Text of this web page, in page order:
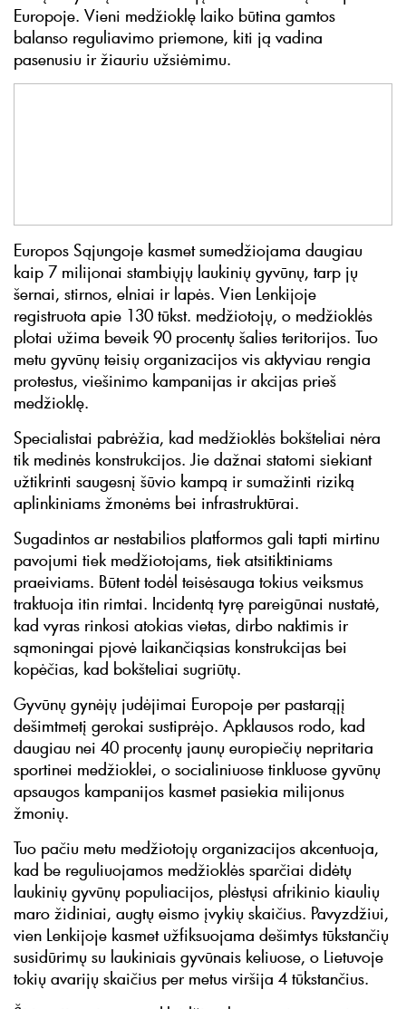
Europoje. Vieni medžioklę laiko būtina gamtos
balanso reguliavimo priemone, kiti ją vadina
pasenusiu ir žiauriu užsiėmimu.
Europos Sąjungoje kasmet sumedžiojama daugiau
kaip 7 milijonai stambiųjų laukinių gyvūnų, tarp jų
šernai, stirnos, elniai ir lapės. Vien Lenkijoje
registruota apie 130 tūkst. medžiotojų, o medžioklės
plotai užima beveik 90 procentų šalies teritorijos. Tuo
metu gyvūnų teisių organizacijos vis aktyviau rengia
protestus, viešinimo kampanijas ir akcijas prieš
medžioklę.
Specialistai pabrėžia, kad medžioklės bokšteliai nėra
tik medinės konstrukcijos. Jie dažnai statomi siekiant
užtikrinti saugesnį šūvio kampą ir sumažinti riziką
aplinkiniams žmonėms bei infrastruktūrai.
Sugadintos ar nestabilios platformos gali tapti mirtinu
pavojumi tiek medžiotojams, tiek atsitiktiniams
praeiviams. Būtent todėl teisėsauga tokius veiksmus
traktuoja itin rimtai. Incidentą tyrę pareigūnai nustatė,
kad vyras rinkosi atokias vietas, dirbo naktimis ir
sąmoningai pjovė laikančiąsias konstrukcijas bei
kopėčias, kad bokšteliai sugriūtų.
Gyvūnų gynėjų judėjimai Europoje per pastarąjį
dešimtmetį gerokai sustiprėjo. Apklausos rodo, kad
daugiau nei 40 procentų jaunų europiečių nepritaria
sportinei medžioklei, o socialiniuose tinkluose gyvūnų
apsaugos kampanijos kasmet pasiekia milijonus
žmonių.
Tuo pačiu metu medžiotojų organizacijos akcentuoja,
kad be reguliuojamos medžioklės sparčiai didėtų
laukinių gyvūnų populiacijos, plėstųsi afrikinio kiaulių
maro židiniai, augtų eismo įvykių skaičius. Pavyzdžiui,
vien Lenkijoje kasmet užfiksuojama dešimtys tūkstančių
susidūrimų su laukiniais gyvūnais keliuose, o Lietuvoje
tokių avarijų skaičius per metus viršija 4 tūkstančius.